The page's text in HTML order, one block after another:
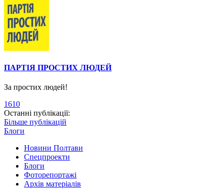
ПАРТІЯ ПРОСТИХ ЛЮДЕЙ
За простих людей!
1610
Останні публікації:
Більше публікацій
Блоги
Новини Полтави
Спецпроекти
Блоги
Фоторепортажі
Архів матеріалів